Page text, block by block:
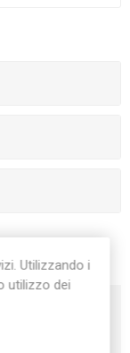
Utilizzando i
utilizzo dei